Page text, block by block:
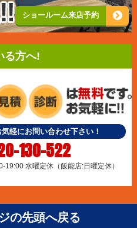
ショールーム来店予約
る方へ!
気軽にお問い合わせ下さい！
130-522
19:00 水曜定休（飯能店:日曜定休）
の先頭へ戻る